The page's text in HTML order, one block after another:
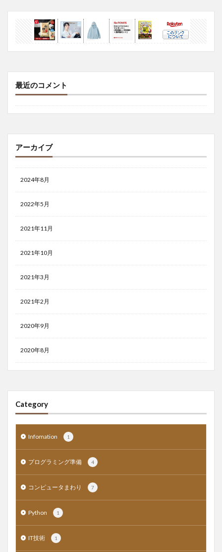
最近のコメント
アーカイブ
2024年8月
2022年5月
2021年11月
2021年10月
2021年3月
2021年2月
2020年9月
2020年8月
Category
Infomation 1
プログラミング準備 4
コンピュータまわり 7
Python 1
IT技術 1